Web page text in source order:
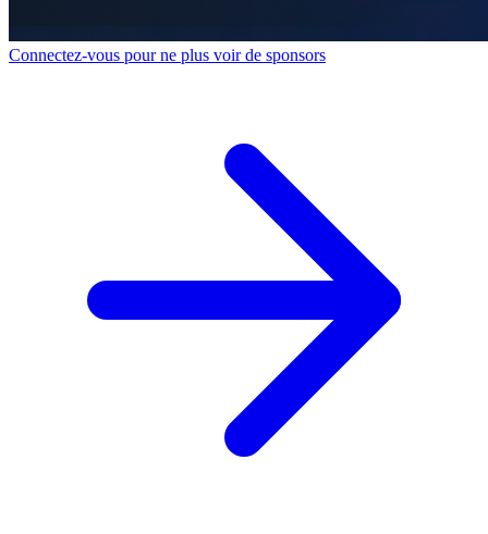
Connectez-vous pour ne plus voir de sponsors